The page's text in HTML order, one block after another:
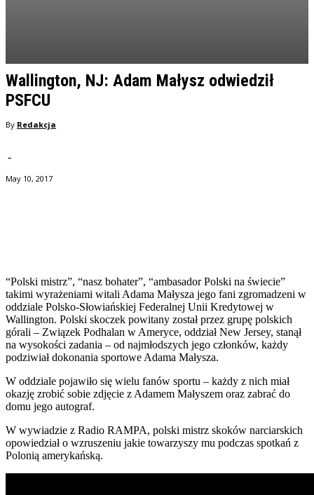
Wallington, NJ: Adam Małysz odwiedził
PSFCU
By Redakcja
-
May 10, 2017
“Polski mistrz”, “nasz bohater”, “ambasador Polski na świecie”
takimi wyrażeniami witali Adama Małysza jego fani zgromadzeni w
oddziale Polsko-Słowiańskiej Federalnej Unii Kredytowej w
Wallington. Polski skoczek powitany został przez grupę polskich
górali – Związek Podhalan w Ameryce, oddział New Jersey, stanął
na wysokości zadania – od najmłodszych jego członków, każdy
podziwiał dokonania sportowe Adama Małysza.
W oddziale pojawiło się wielu fanów sportu – każdy z nich miał
okazję zrobić sobie zdjęcie z Adamem Małyszem oraz zabrać do
domu jego autograf.
W wywiadzie z Radio RAMPA, polski mistrz skoków narciarskich
opowiedział o wzruszeniu jakie towarzyszy mu podczas spotkań z
Polonią amerykańską.